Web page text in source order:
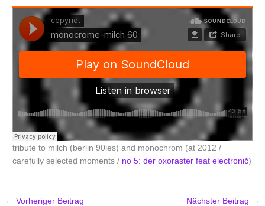
tribute to milch (berlin 90ies) and monochrom (at 2012 /
carefully selected moments / no 5: der oxoraster feat electronič)
← Vorheriger Beitrag Nächster Beitrag →